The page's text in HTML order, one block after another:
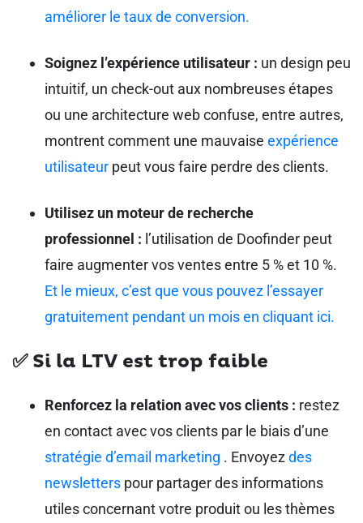
améliorer le taux de conversion.
Soignez l’expérience utilisateur : un design peu
intuitif, un check-out aux nombreuses étapes
ou une architecture web confuse, entre autres,
montrent comment une mauvaise expérience
utilisateur peut vous faire perdre des clients.
Utilisez un moteur de recherche
professionnel : l’utilisation de Doofinder peut
faire augmenter vos ventes entre 5 % et 10 %.
Et le mieux, c’est que vous pouvez l’essayer
gratuitement pendant un mois en cliquant ici.
✅ Si la LTV est trop faible
Renforcez la relation avec vos clients : restez
en contact avec vos clients par le biais d’une
stratégie d’email marketing . Envoyezdes
newsletters pour partager des informations
utiles concernant votre produit ou les thèmes